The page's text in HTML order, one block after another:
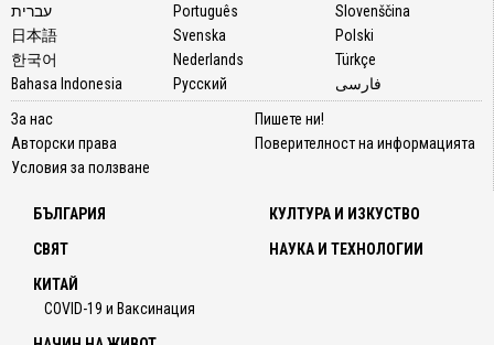
עברית
日本語
한국어
Bahasa Indonesia
Português
Svenska
Nederlands
Русский
Slovenščina
Polski
Türkçe
فارسی
За нас
Авторски права
Условия за ползване
Пишете ни!
Поверителност на информацията
БЪЛГАРИЯ
СВЯТ
КИТАЙ
COVID-19 и Ваксинация
КУЛТУРА И ИЗКУСТВО
НАУКА И ТЕХНОЛОГИИ